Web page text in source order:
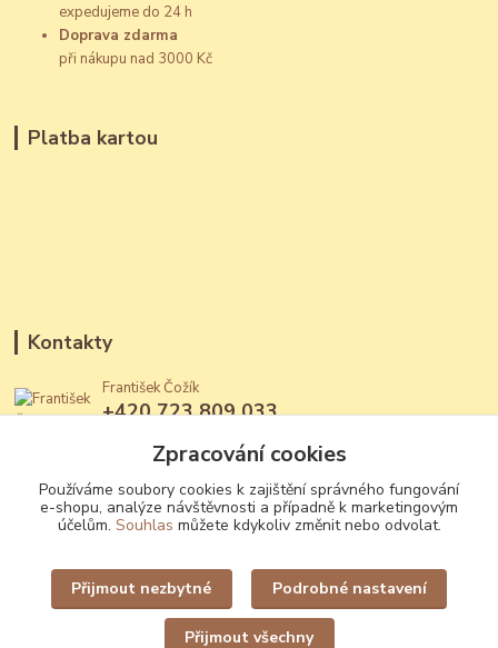
expedujeme do 24 h
Doprava zdarma
při nákupu nad 3000 Kč
Platba kartou
Kontakty
František Čožík
+420 723 809 033
Upravit sběr cookies.
Zpracování cookies
Používáme soubory cookies k zajištění správného fungování
e-shopu, analýze návštěvnosti a případně k marketingovým
účelům. Souhlas můžete kdykoliv změnit nebo odvolat.
Přijmout nezbytné Podrobné nastavení
Přijmout všechny